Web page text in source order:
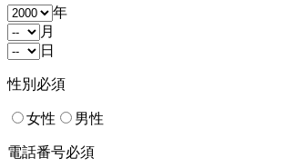
年
月
日
性別 必須
女性 男性
電話番号必須